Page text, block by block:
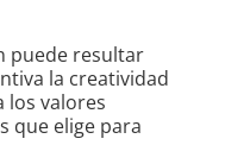
puede resultar
la creatividad
los valores
que elige para